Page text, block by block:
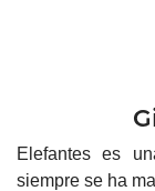
Elefantes es
siempre se ha